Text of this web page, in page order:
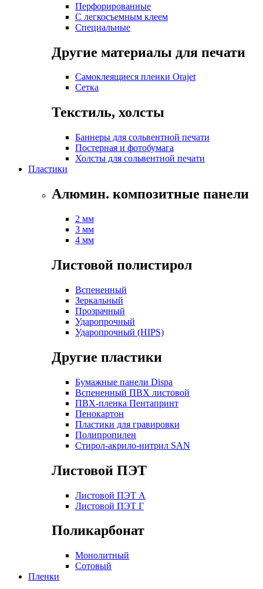
Перфорированные
С легкосъемным клеем
Специальные
Другие материалы для печати
Самоклеящиеся пленки Orajet
Сетка
Текстиль, холсты
Баннеры для сольвентной печати
Постерная и фотобумага
Холсты для сольвентной печати
Пластики
Алюмин. композитные панели
2 мм
3 мм
4 мм
Листовой полистирол
Вспененный
Зеркальный
Прозрачный
Ударопрочный
Ударопрочный (HIPS)
Другие пластики
Бумажные панели Dispa
Вспененный ПВХ листовой
ПВХ-пленка Пентапринт
Пенокартон
Пластики для гравировки
Полипропилен
Стирол-акрило-нитрил SAN
Листовой ПЭТ
Листовой ПЭТ А
Листовой ПЭТ Г
Поликарбонат
Монолитный
Сотовый
Пленки